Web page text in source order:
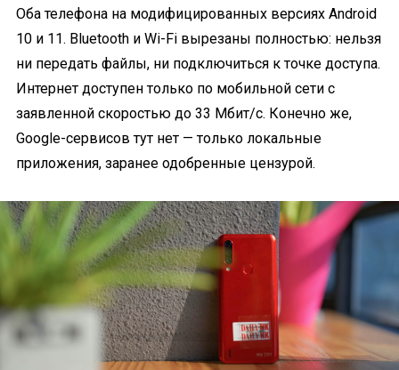
Оба телефона на модифицированных версиях Android
10 и 11. Bluetooth и Wi-Fi вырезаны полностью: нельзя
ни передать файлы, ни подключиться к точке доступа.
Интернет доступен только по мобильной сети с
заявленной скоростью до 33 Мбит/с. Конечно же,
Google-сервисов тут нет — только локальные
приложения, заранее одобренные цензурой.